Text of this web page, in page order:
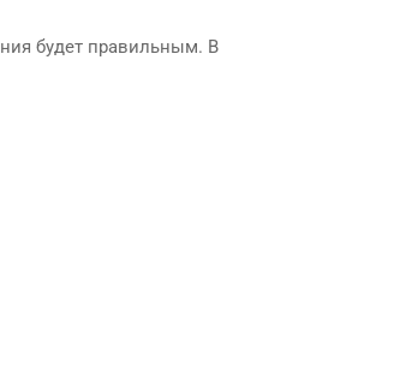
будет правильным. В